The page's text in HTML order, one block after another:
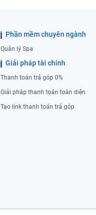
Phần mềm chuyên ngành
Quản lý Spa
Giải pháp tài chính
Thanh toán trả góp 0%
Giải pháp thanh toán toàn diện
Tạo link thanh toán trả góp